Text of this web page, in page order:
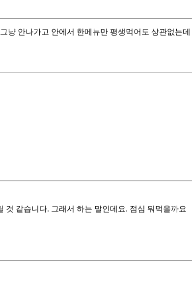
냥 안나가고 안에서 한메뉴만 평생먹어도 상관없는
것 같습니다. 그래서 하는 말인데요. 점심 뭐먹을까요